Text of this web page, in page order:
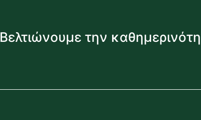
Βελτιώνουμε την